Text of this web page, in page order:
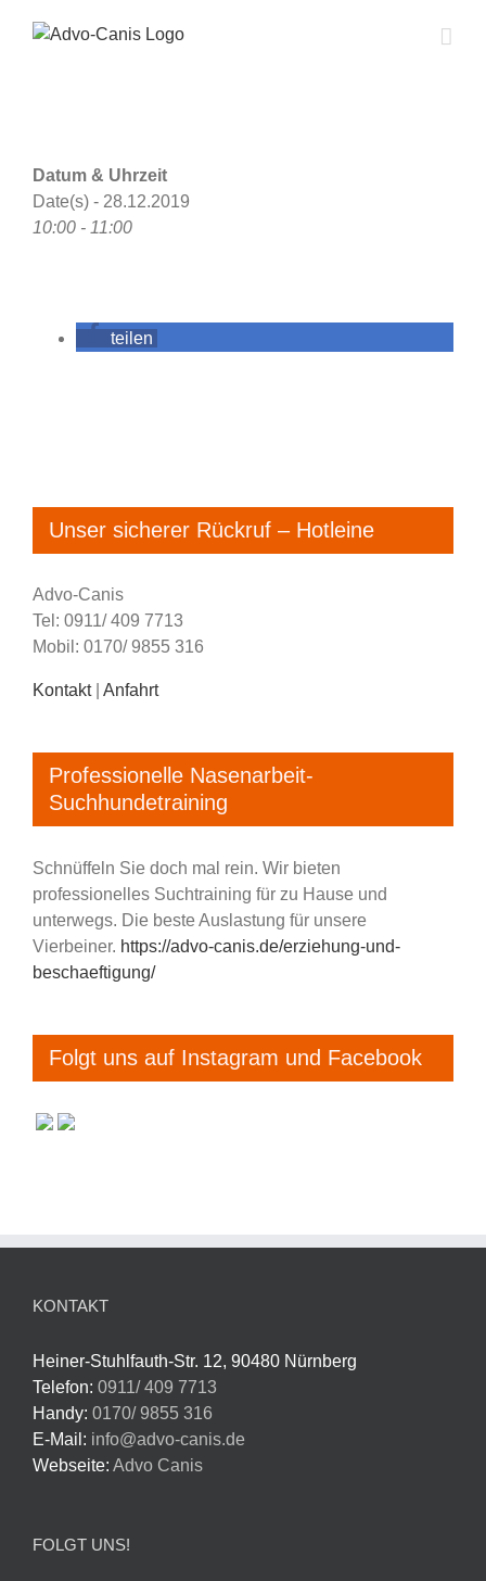
Inhalt
Datum & Uhrzeit
Date(s) - 28.12.2019
10:00 - 11:00
teilen
Unser sicherer Rückruf – Hotleine
Advo-Canis
Tel: 0911/ 409 7713
Mobil: 0170/ 9855 316
Kontakt| Anfahrt
Professionelle Nasenarbeit-
Suchhundetraining
Schnüffeln Sie doch mal rein. Wir bieten
professionelles Suchtraining für zu Hause und
unterwegs. Die beste Auslastung für unsere
Vierbeiner. https://advo-canis.de/erziehung-und-
beschaeftigung/
Folgt uns auf Instagram und Facebook
KONTAKT
Heiner-Stuhlfauth-Str. 12, 90480 Nürnberg
Telefon: 0911/ 409 7713
Handy: 0170/ 9855 316
E-Mail: info@advo-canis.de
Webseite: Advo Canis
FOLGT UNS!